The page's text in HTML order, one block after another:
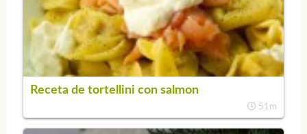
Receta de tortellini con salmon
51m